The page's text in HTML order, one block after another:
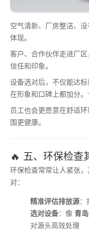
空气清新、厂房整洁、
体现。
客户、合作伙伴走进厂
信任和印象。
设备选对后，不仅能达
在形象和口碑上都加分。
员工也会更愿意在舒适
围更健康。
🔥 五、环保检查
环保检查常常让人紧张
对：
精准评估排放源：
选对设备：像 青
对源头高效处理